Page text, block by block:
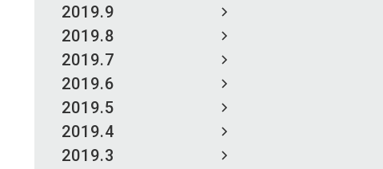
2019.9
2019.8
2019.7
2019.6
2019.5
2019.4
2019.3